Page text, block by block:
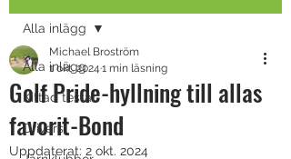
Alla inlägg
Kittad testar
Drivers
Alla inlägg
Golf Pride-hyllning till allas
favorit-Bond
Michael Broström
1 okt. 2024 1 min läsning
Uppdaterat: 2 okt. 2024